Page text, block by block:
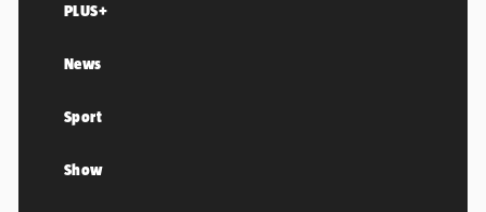
PLUS+
News
Sport
Show